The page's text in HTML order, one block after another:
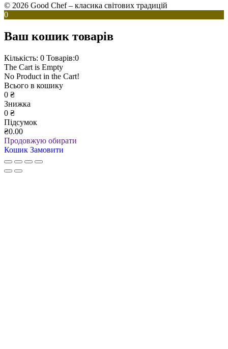
© 2026 Good Chef – класика світових традицій
0
Ваш кошик товарів
Кількість: 0 Товарів:0
The Cart is Empty
No Product in the Cart!
Всього в кошику
0 ₴
Знижка
0 ₴
Підсумок
₴0.00
Продовжую обирати
Кошик Замовити